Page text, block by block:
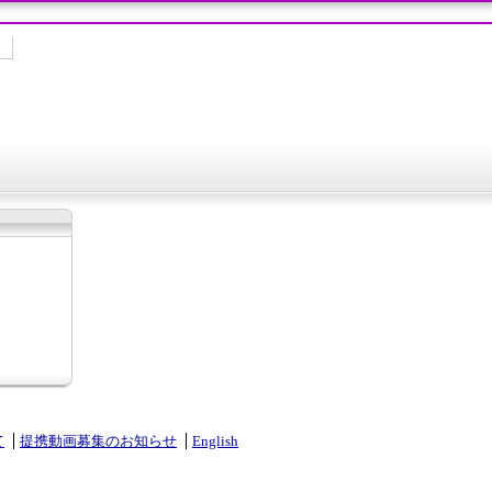
提携動画募集のお知らせ English